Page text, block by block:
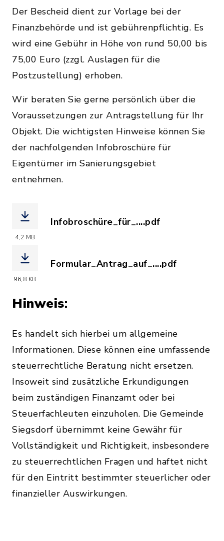
Der Bescheid dient zur Vorlage bei der
Finanzbehörde und ist gebührenpflichtig. Es
wird eine Gebühr in Höhe von rund 50,00 bis
75,00 Euro (zzgl. Auslagen für die
Postzustellung) erhoben.
Wir beraten Sie gerne persönlich über die
Voraussetzungen zur Antragstellung für Ihr
Objekt. Die wichtigsten Hinweise können Sie
der nachfolgenden Infobroschüre für
Eigentümer im Sanierungsgebiet
entnehmen.
4,2 MB
Infobroschüre_für_....pdf
96,8 KB
Formular_Antrag_auf_....pdf
Hinweis:
Es handelt sich hierbei um allgemeine
Informationen. Diese können eine umfassende
steuerrechtliche Beratung nicht ersetzen.
Insoweit sind zusätzliche Erkundigungen
beim zuständigen Finanzamt oder bei
Steuerfachleuten einzuholen. Die Gemeinde
Siegsdorf übernimmt keine Gewähr für
Vollständigkeit und Richtigkeit, insbesondere
zu steuerrechtlichen Fragen und haftet nicht
für den Eintritt bestimmter steuerlicher oder
finanzieller Auswirkungen.